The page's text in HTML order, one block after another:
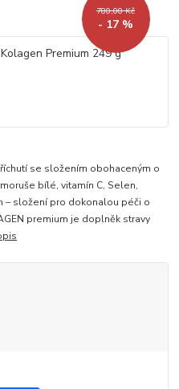
780,00 Kč
- 17 %
se složením obohaceným o
bílé, vitamín C, Selen,
– složení pro dokonalou péči o
premium je doplněk stravy